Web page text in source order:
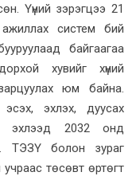
Үүний зэрэгцээ 21
ажиллах систем бий
байгаагаа
хувийг хүний
юм байна.
эхлэх, дуусах
эхлээд 2032 онд
ТЭЗҮ болон зураг
төсөвт өртөгт